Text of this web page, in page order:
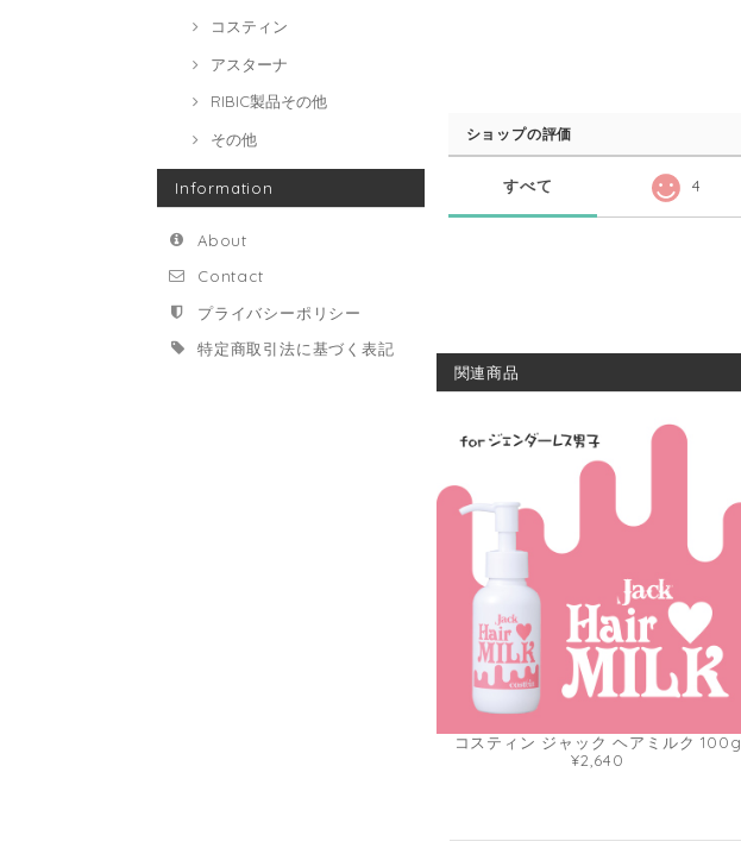
コスティン
アスターナ
RIBIC製品その他
その他
Information
About
Contact
プライバシーポリシー
特定商取引法に基づく表記
ショップの評価
すべて 4
関連商品
コスティン ジャック ヘアミルク 100g
¥2,640